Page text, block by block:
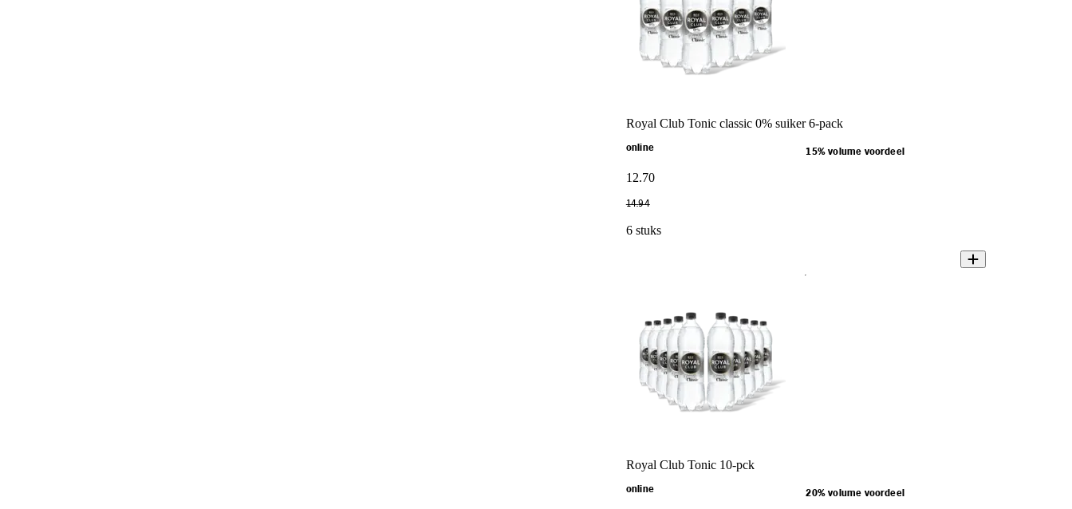
Royal Club Tonic classic 0% suiker 6-pack
online 15% volume voordeel
12.70
14.94
6 stuks
Royal Club Tonic 10-pck
online 20% volume voordeel